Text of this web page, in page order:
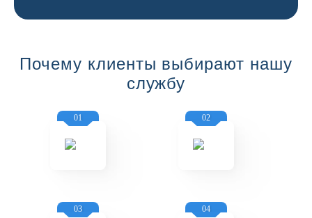
Почему клиенты выбирают нашу
службу
01 02
03 04